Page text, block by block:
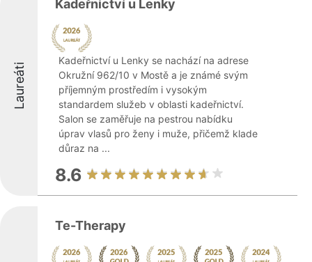
Laureáti
Kadeřnictví u Lenky
Kadeřnictví u Lenky se nachází na adrese
Okružní 962/10 v Mostě a je známé svým
příjemným prostředím i vysokým
standardem služeb v oblasti kadeřnictví.
Salon se zaměřuje na pestrou nabídku
úprav vlasů pro ženy i muže, přičemž klade
důraz na ...
8.6
Te-Therapy